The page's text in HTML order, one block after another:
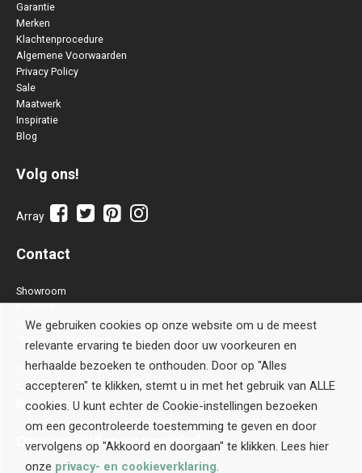
Garantie
Merken
Klachtenprocedure
Algemene Voorwaarden
Privacy Policy
Sale
Maatwerk
Inspiratie
Blog
Volg ons!
Array
Contact
Showroom
Kastenn
Waterstraat 28 B
7001 BH Doetinchem
Stuur een WhatsApp
0314-514106
contact@kastenn.nl
Openingstijdenwoonwinkel
We gebruiken cookies op onze website om u de meest
relevante ervaring te bieden door uw voorkeuren en
herhaalde bezoeken te onthouden. Door op "Alles
accepteren" te klikken, stemt u in met het gebruik van ALLE
cookies. U kunt echter de Cookie-instellingen bezoeken
om een gecontroleerde toestemming te geven en door
vervolgens op "Akkoord en doorgaan" te klikken. Lees hier
onze privacy- en cookieverklaring.